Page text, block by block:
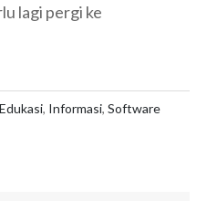
lagi pergi ke
Edukasi, Informasi, Software